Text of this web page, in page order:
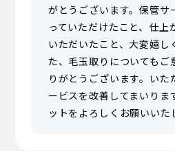
がとうございます。保管サ
っていただけたこと、仕上
いただいたこと、大変嬉し
た、毛玉取りについてもご
りがとうございます。いた
ービスを改善してまいりま
ットをよろしくお願いいた